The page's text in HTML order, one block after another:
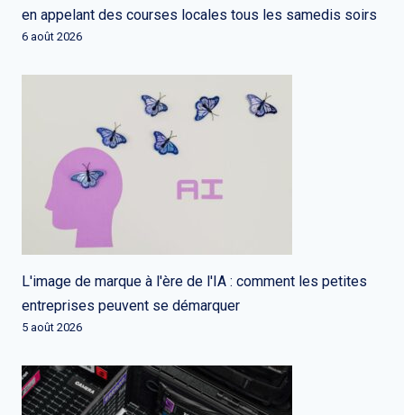
en appelant des courses locales tous les samedis soirs
6 août 2026
L'image de marque à l'ère de l'IA : comment les petites
entreprises peuvent se démarquer
5 août 2026